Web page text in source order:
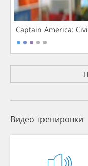
Captain America:
Видео тренировки